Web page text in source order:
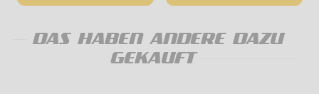
DAS HABEN ANDERE DAZU
GEKAUFT